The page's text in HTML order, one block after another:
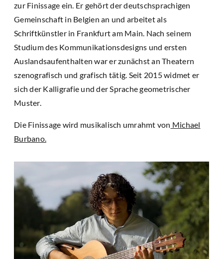
zur Finissage ein. Er gehört der deutschsprachigen
Gemeinschaft in Belgien an und arbeitet als
Schriftkünstler in Frankfurt am Main. Nach seinem
Studium des Kommunikationsdesigns und ersten
Auslandsaufenthalten war er zunächst an Theatern
szenografisch und grafisch tätig. Seit 2015 widmet er
sich der Kalligrafie und der Sprache geometrischer
Muster.
Die Finissage wird musikalisch umrahmt von Michael
Burbano.